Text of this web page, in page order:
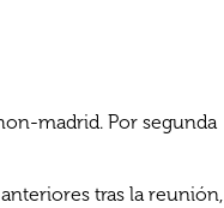
madrid. Por segunda
tras la reunión,